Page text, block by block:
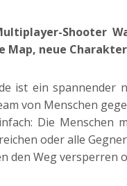
Shooter
Map, neue
ist ein
von Menschen
Die Menschen
oder alle
den Weg versperren